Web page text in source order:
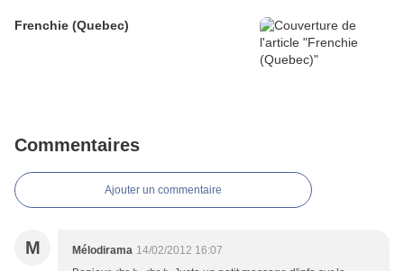
Frenchie (Quebec)
Commentaires
Ajouter un commentaire
M Mélodirama 14/02/2012 16:07